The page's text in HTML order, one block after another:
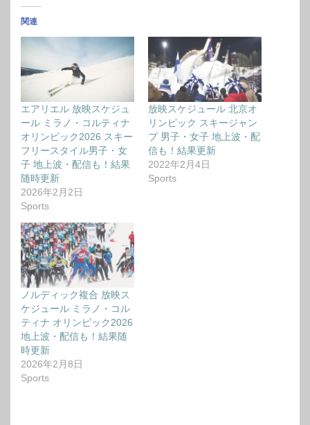
関連
エアリエル 放映スケジュ
ール ミラノ・コルティナ
オリンピック2026 スキー
フリースタイル男子・女
子 地上波・配信も！結果
随時更新
2026年2月2日
Sports
放映スケジュール 北京オ
リンピック スキージャン
プ 男子・女子 地上波・配
信も！結果更新
2022年2月4日
Sports
ノルディック複合 放映ス
ケジュール ミラノ・コル
ティナ オリンピック2026
地上波・配信も！結果随
時更新
2026年2月8日
Sports